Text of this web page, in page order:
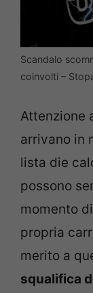
Scandalo
coinvolti –
Attenzione
arrivano in
lista die
possono
momento
propria
merito a
squalifica